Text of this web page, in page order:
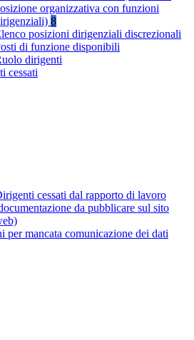
organizzativa con funzioni
8
posizioni dirigenziali discrezionali
di funzione disponibili
dirigenti
cessati
cessati dal rapporto di lavoro
da pubblicare sul sito
per mancata comunicazione dei dati